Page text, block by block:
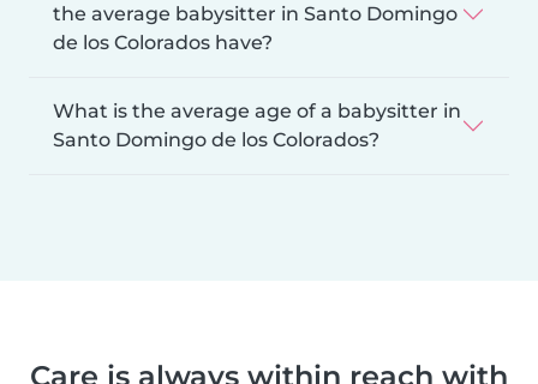
the average babysitter in Santo Domingo
de los Colorados have?
What is the average age of a babysitter in
Santo Domingo de los Colorados?
Care is always within reach with